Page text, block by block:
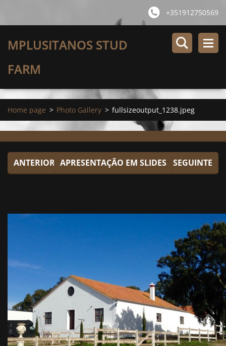
+351912750569
MPLUSITANOS STUD
FARM
Home page > Photo Gallery > fullsizeoutput_1238.jpeg
ANTERIOR APRESENTAÇÃO EM SLIDES SEGUINTE